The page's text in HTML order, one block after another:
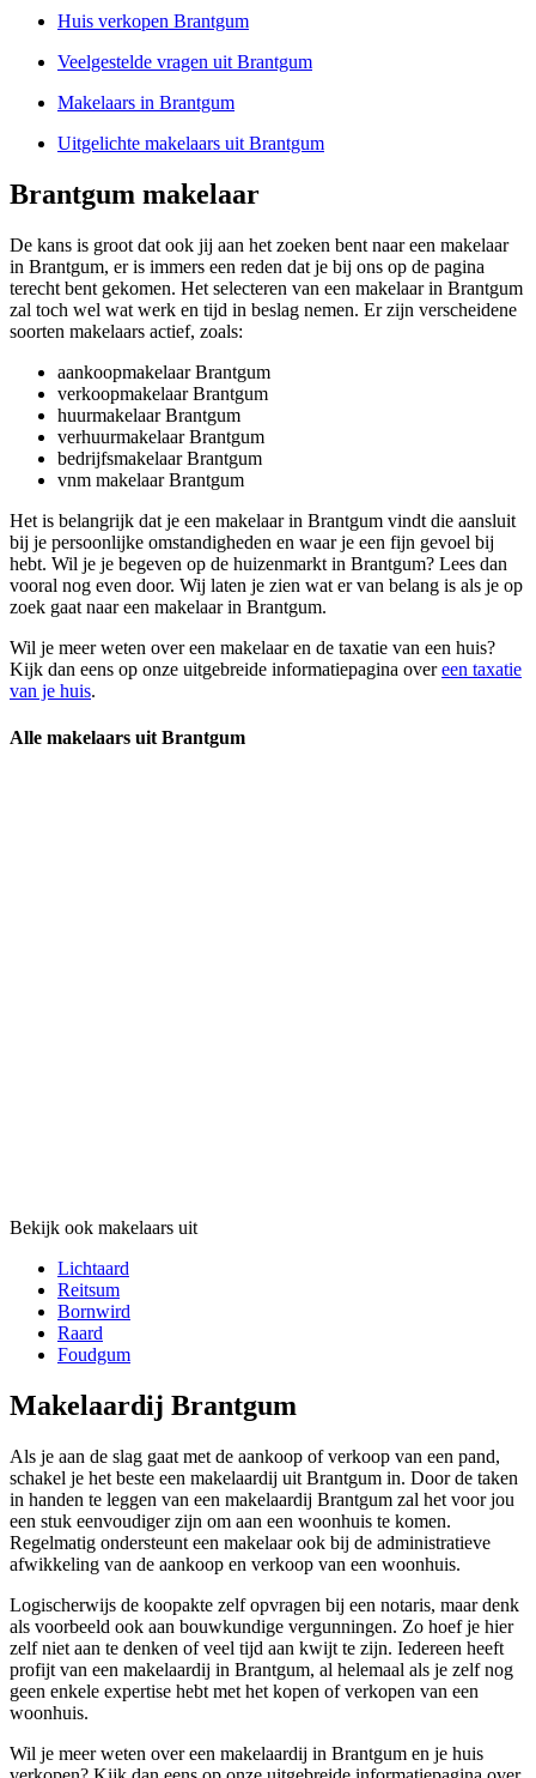
Huis verkopen Brantgum
Veelgestelde vragen uit Brantgum
Makelaars in Brantgum
Uitgelichte makelaars uit Brantgum
Brantgum makelaar
De kans is groot dat ook jij aan het zoeken bent naar een makelaar
in Brantgum, er is immers een reden dat je bij ons op de pagina
terecht bent gekomen. Het selecteren van een makelaar in Brantgum
zal toch wel wat werk en tijd in beslag nemen. Er zijn verscheidene
soorten makelaars actief, zoals:
aankoopmakelaar Brantgum
verkoopmakelaar Brantgum
huurmakelaar Brantgum
verhuurmakelaar Brantgum
bedrijfsmakelaar Brantgum
vnm makelaar Brantgum
Het is belangrijk dat je een makelaar in Brantgum vindt die aansluit
bij je persoonlijke omstandigheden en waar je een fijn gevoel bij
hebt. Wil je je begeven op de huizenmarkt in Brantgum? Lees dan
vooral nog even door. Wij laten je zien wat er van belang is als je op
zoek gaat naar een makelaar in Brantgum.
Wil je meer weten over een makelaar en de taxatie van een huis?
Kijk dan eens op onze uitgebreide informatiepagina overeen taxatie
van je huis.
Alle makelaars uit Brantgum
Bekijk ook makelaars uit
Lichtaard
Reitsum
Bornwird
Raard
Foudgum
Makelaardij Brantgum
Als je aan de slag gaat met de aankoop of verkoop van een pand,
schakel je het beste een makelaardij uit Brantgum in. Door de taken
in handen te leggen van een makelaardij Brantgum zal het voor jou
een stuk eenvoudiger zijn om aan een woonhuis te komen.
Regelmatig ondersteunt een makelaar ook bij de administratieve
afwikkeling van de aankoop en verkoop van een woonhuis.
Logischerwijs de koopakte zelf opvragen bij een notaris, maar denk
als voorbeeld ook aan bouwkundige vergunningen. Zo hoef je hier
zelf niet aan te denken of veel tijd aan kwijt te zijn. Iedereen heeft
profijt van een makelaardij in Brantgum, al helemaal als je zelf nog
geen enkele expertise hebt met het kopen of verkopen van een
woonhuis.
Wil je meer weten over een makelaardij in Brantgum en je huis